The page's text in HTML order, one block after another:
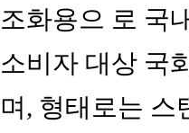
조화용으 로 국
소비자 대상 국
며, 형태로는 스